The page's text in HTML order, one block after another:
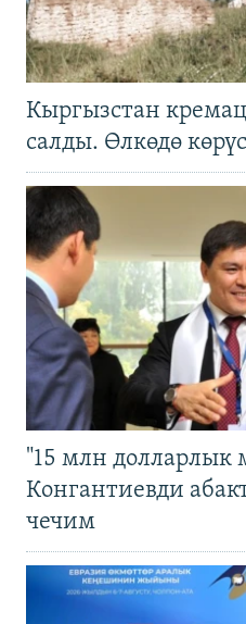
Кыргызстан
салды. Өлкөдө
"15 млн долларлык
Конгантиевди
чечим